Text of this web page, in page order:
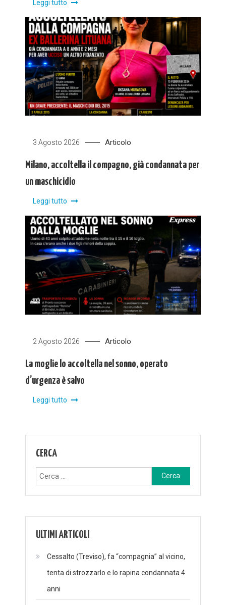
Leggi tutto
3 Agosto 2026 Articolo
Milano, accoltella il compagno, già condannata per
un maschicidio
Leggi tutto
2 Agosto 2026 Articolo
La moglie lo accoltella nel sonno, operato
d’urgenza è salvo
Leggi tutto
CERCA
Ricerca
per:
ULTIMI ARTICOLI
Cessalto (Treviso), fa “compagnia” al vicino,
tenta di strozzarlo e lo rapina condannata 4
anni